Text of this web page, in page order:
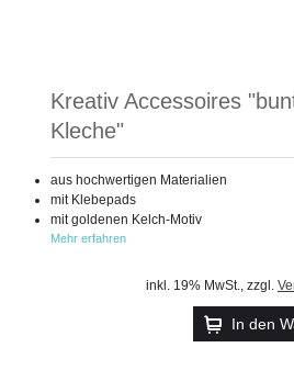
Kreativ Accessoires
Kleche"
aus hochwertigen Materialien
mit Klebepads
mit goldenen Kelch-Motiv
Mehr erfahren
inkl. 19% MwSt., zzgl.
In den